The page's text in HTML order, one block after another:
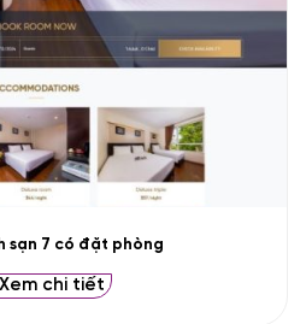
sạn 7 có đặt phòng
chi tiết